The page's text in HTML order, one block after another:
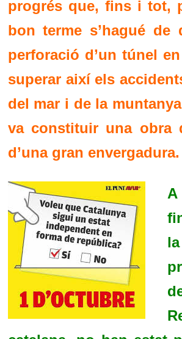
progrés que, fins i tot,
bon terme s’hagué de
perforació d’un túnel
superar així els
del mar i de la
va constituir una obra
d’una gran envergadura.
A
la